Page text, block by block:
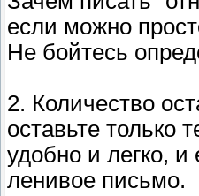
если можно
Не бойтесь
2. Количество
оставьте только
удобно и легко, и
ленивое письмо.